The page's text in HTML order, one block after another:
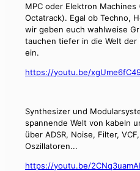
MPC oder Elektron Machines
Octatrack). Egal ob Techno,
wir geben euch wahlweise
tauchen tiefer in die Welt der
ein.
https://youtu.be/
Synthesizer und
spannende Welt von kabeln
über ADSR, Noise, Filter,
Oszillatoren...
https://youtu.be/